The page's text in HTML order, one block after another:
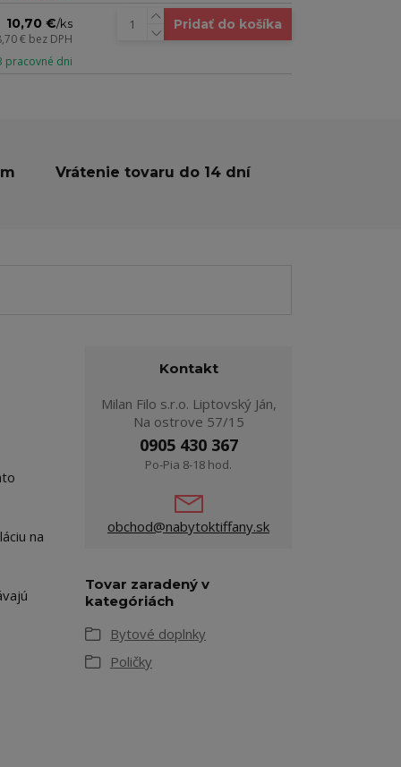
10,70 €/ks
€ bez DPH
pracovné dni
Pridať do košíka
Vrátenie tovaru do 14 dní
na
Kontakt
Milan Filo s.r.o. Liptovský Ján,
Na ostrove 57/15
0905 430 367
Po-Pia 8-18 hod.
obchod@nabytoktiffany.sk
Tovar zaradený v
kategóriách
Bytové doplnky
Poličky